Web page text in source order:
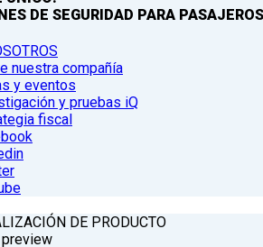
DE SEGURIDAD PARA
nuestra compañía
y eventos
y pruebas iQ
fiscal
DE PRODUCTO